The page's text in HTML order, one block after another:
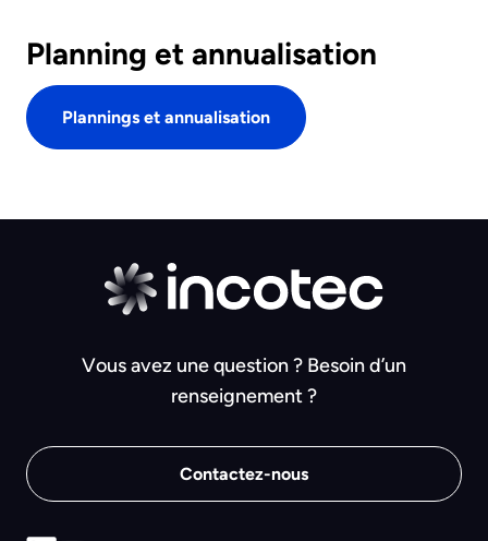
Planning et annualisation
Plannings et annualisation
Vous avez une question ? Besoin d’un
renseignement ?
Contactez-nous